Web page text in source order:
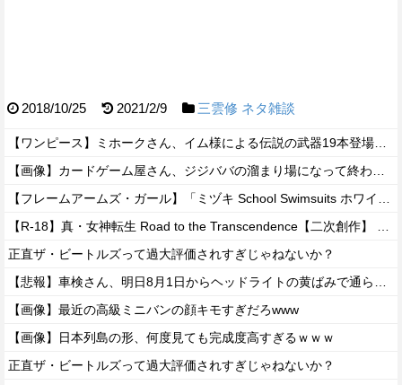
2018/10/25 2021/2/9 三雲修 ネタ雑談
正直ザ・ビートルズって過大評価されすぎじゃねないか？
【画像】最近の高級ミニバンの顔キモすぎだろwww
【画像】日本列島の形、何度見ても完成度高すぎるｗｗｗ
正直ザ・ビートルズって過大評価されすぎじゃねないか？